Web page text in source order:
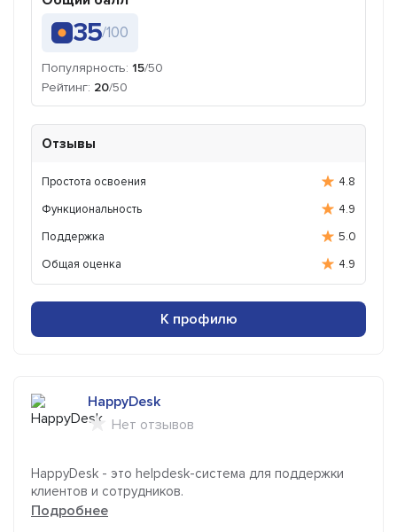
35/100
Популярность: 15/50
Рейтинг: 20/50
Отзывы
Простота освоения
4.8
Функциональность
4.9
Поддержка
5.0
Общая оценка
4.9
К профилю
HappyDesk
Нет отзывов
HappyDesk - это helpdesk-система для поддержки
клиентов и сотрудников.
Подробнее